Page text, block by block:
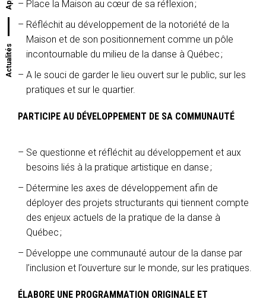
Actualités
Place la Maison au cœur de sa réflexion ;
Réfléchit au développement de la notoriété de la
Maison et de son positionnement comme un pôle
incontournable du milieu de la danse à Québec ;
A le souci de garder le lieu ouvert sur le public, sur les
pratiques et sur le quartier.
PARTICIPE AU DÉVELOPPEMENT DE SA COMMUNAUTÉ
Se questionne et réfléchit au développement et aux
besoins liés à la pratique artistique en danse ;
Détermine les axes de développement afin de
déployer des projets structurants qui tiennent compte
des enjeux actuels de la pratique de la danse à
Québec ;
Développe une communauté autour de la danse par
l’inclusion et l’ouverture sur le monde, sur les pratiques.
ÉLABORE UNE PROGRAMMATION ORIGINALE ET